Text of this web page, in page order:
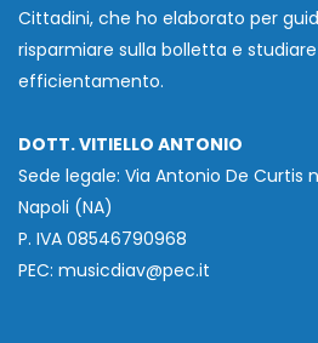
Cittadini, che ho elaborato per
risparmiare sulla bolletta e
efficientamento.
DOTT. VITIELLO ANTONIO
Sede legale: Via Antonio De Curtis
Napoli (NA)
P. IVA 08546790968
PEC: musicdiav@pec.it